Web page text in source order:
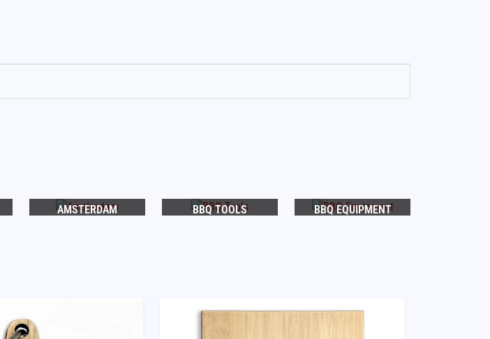
AMSTERDAM BBQ TOOLS BBQ EQUIPMENT